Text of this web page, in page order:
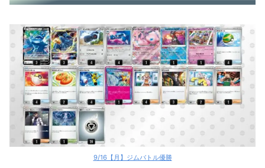
9/16【月】ジムバトル優勝